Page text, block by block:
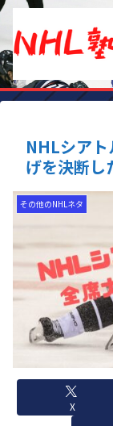
NHLシア
げを決断し
その他のNHLネタ
X